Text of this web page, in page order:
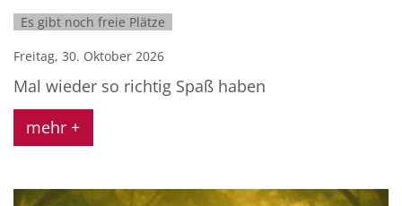
Es gibt noch freie Plätze
Freitag, 30. Oktober 2026
Mal wieder so richtig Spaß haben
mehr +